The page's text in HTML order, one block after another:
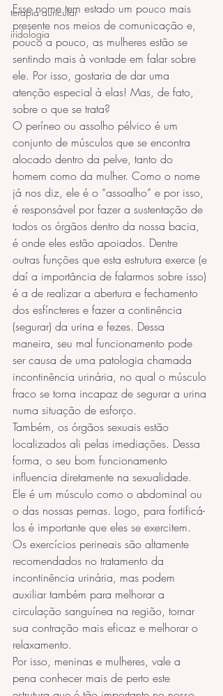
terapia auricular
iridologia
Esse nome tem estado um pouco mais
presente nos meios de comunicação e,
pouco a pouco, as mulheres estão se
sentindo mais à vontade em falar sobre
ele. Por isso, gostaria de dar uma
atenção especial à elas! Mas, de fato,
sobre o que se trata?
O períneo ou assolho pélvico é um
conjunto de músculos que se encontra
alocado dentro da pelve, tanto do
homem como da mulher. Como o nome
já nos diz, ele é o “assoalho” e por isso,
é responsável por fazer a sustentação de
todos os órgãos dentro da nossa bacia,
é onde eles estão apoiados. Dentre
outras funções que esta estrutura exerce (e
daí a importância de falarmos sobre isso)
é a de realizar a abertura e fechamento
dos esfíncteres e fazer a continência
(segurar) da urina e fezes. Dessa
maneira, seu mal funcionamento pode
ser causa de uma patologia chamada
incontinência urinária, no qual o músculo
fraco se torna incapaz de segurar a urina
numa situação de esforço.
Também, os órgãos sexuais estão
localizados ali pelas imediações. Dessa
forma, o seu bom funcionamento
influencia diretamente na sexualidade.
Ele é um músculo como o abdominal ou
o das nossas pernas. Logo, para fortificá-
los é importante que eles se exercitem.
Os exercícios perineais são altamente
recomendados no tratamento da
incontinência urinária, mas podem
auxiliar também para melhorar a
circulação sanguínea na região, tornar
sua contração mais eficaz e melhorar o
relaxamento.
Por isso, meninas e mulheres, vale a
pena conhecer mais de perto este